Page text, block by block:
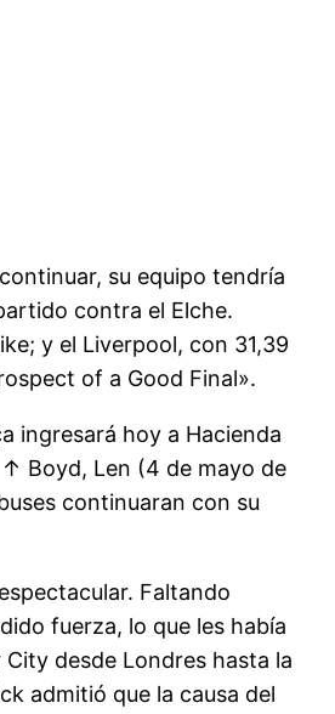
su equipo tendría
contra el Elche.
y el Liverpool, con 31,39
of a Good Final».
ingresará hoy a Hacienda
Boyd, Len (4 de mayo de
continuaran con su
Faltando
fuerza, lo que les había
desde Londres hasta la
admitió que la causa del